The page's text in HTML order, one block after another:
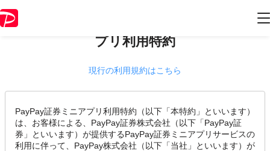
2022年12月9日版 第5章 PayPay証券ミニア
プリ利用特約
現行の利用規約はこちら
PayPay証券ミニアプリ利用特約（以下「本特約」といいます）
は、お客様による、PayPay証券株式会社（以下「PayPay証
券」といいます）が提供するPayPay証券ミニアプリサービスの
利用に伴って、PayPay株式会社（以下「当社」といいます）が